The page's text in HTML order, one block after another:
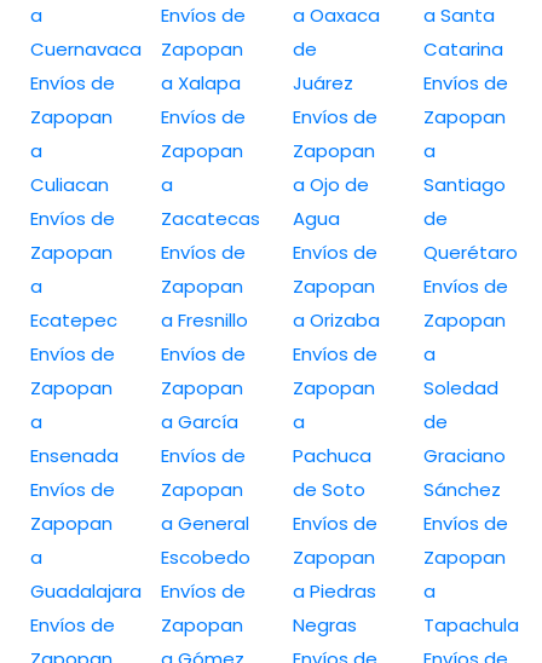
a
Cuernavaca
Envíos de
Zapopan
a
Culiacan
Envíos de
Zapopan
a
Ecatepec
Envíos de
Zapopan
a
Ensenada
Envíos de
Zapopan
a
Guadalajara
Envíos de
Envíos de
Zapopan
a Xalapa
Envíos de
Zapopan
a
Zacatecas
Envíos de
Zapopan
a Fresnillo
Envíos de
Zapopan
a García
Envíos de
Zapopan
a General
Escobedo
Envíos de
Zapopan
a Oaxaca
de
Juárez
Envíos de
Zapopan
a Ojo de
Agua
Envíos de
Zapopan
a Orizaba
Envíos de
Zapopan
a
Pachuca
de Soto
Envíos de
Zapopan
a Piedras
Negras
a Santa
Catarina
Envíos de
Zapopan
a
Santiago
de
Querétaro
Envíos de
Zapopan
a
Soledad
de
Graciano
Sánchez
Envíos de
Zapopan
a
Tapachula